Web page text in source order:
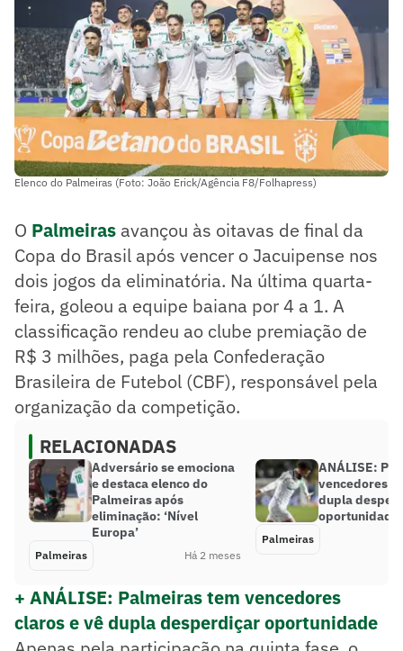
Elenco do Palmeiras (Foto: João Erick/Agência F8/Folhapress)
O Palmeiras avançou às oitavas de final da
Copa do Brasil após vencer o Jacuipense nos
dois jogos da eliminatória. Na última quarta-
feira, goleou a equipe baiana por 4 a 1. A
classificação rendeu ao clube premiação de
R$ 3 milhões, paga pela Confederação
Brasileira de Futebol (CBF), responsável pela
organização da competição.
RELACIONADAS
Adversário se emociona
e destaca elenco do
Palmeiras após
eliminação: ‘Nível
Europa’
Palmeiras Há 2 meses
ANÁLISE:
vencedores
dupla
oportunidade
Palmeiras
+ ANÁLISE: Palmeiras tem vencedores
claros e vê dupla desperdiçar oportunidade